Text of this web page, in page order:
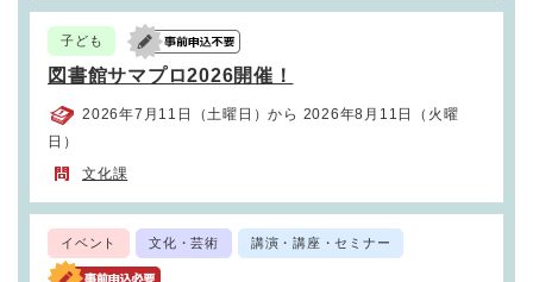
子ども
図書館サマプロ2026開催！
2026年7月11日（土曜日）から 2026年8月11日（火曜
日）
文化課
イベント 文化・芸術 講演・講座・セミナー